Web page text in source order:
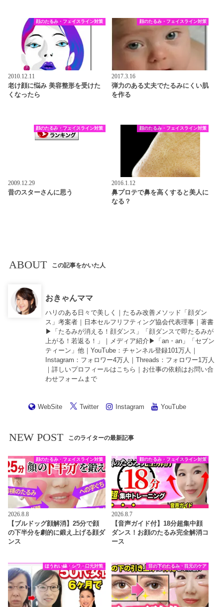
顔のたるみ・フェイスライン対策
2010.12.11
老け顔に悩み 美容整形を受けた
くなったら
顔のたるみ・フェイスライン対策
2017.3.16
弾力のある丈夫でたるみにくい肌
を作る
顔のたるみ・フェイスライン対策
2009.12.29
昔のスターさんに思う
顔のたるみ・フェイスライン対策
2016.1.12
鼻プロテで鼻を高くすると美人に
なる？
ABOUT この記事をかいた人
おきゃんママ
ハリのある日々で美しく｜たるみ改善メソッド「顔ダン
ス」考案者｜日本セルフリフティング協会代表理事｜著書
▶︎「 たるみが消える！顔ダンス 」「 顔ダンスで即たるみが
上がる！若返る！ 」｜メディア紹介▶︎「an・an」「セブン
ティーン」他｜YouTube ：チャンネル登録101万人｜
Instagram ：フォロワー4万人｜Threads ：フォロワー1万人
｜詳しいプロフィールはこちら ｜お仕事の依頼はお問い合
わせフォーム まで
WebSite Twitter Instagram YouTube
NEW POST このライターの最新記事
顔のたるみ・フェイスライン対策
2026.8.8
【ブルドッグ顔解消】25分で顔
の下半分を劇的に鍛え上げる顔ダ
ンス
顔のたるみ・フェイスライン対策
2026.8.7
【音声ガイド付】18分超集中顔
ダンス！お顔のたるみ完全解消コ
ース
ほうれい線・シワ・口元対策 目の下のたるみ・目元のケア